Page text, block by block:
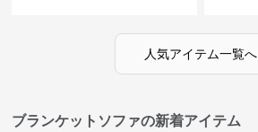
人気アイテム一覧へ
ブランケットソファの新着アイテム